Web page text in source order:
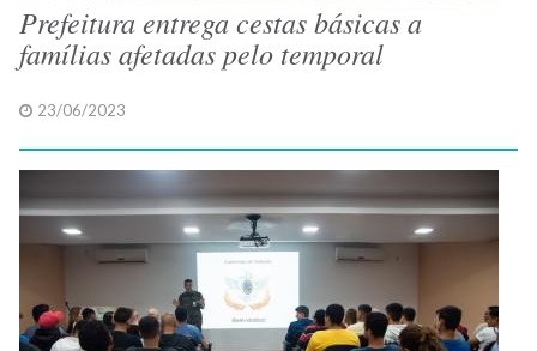
Prefeitura entrega cestas básicas a
famílias afetadas pelo temporal
23/06/2023